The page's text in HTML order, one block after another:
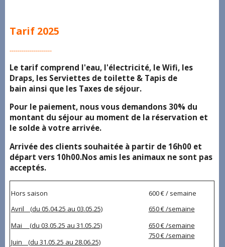
Tarif 2025
---------------------
Le tarif comprend l'eau, l'électricité, le Wifi, les
Draps, les Serviettes de toilette & Tapis de
bain ainsi que les Taxes de séjour.
Pour le paiement, nous vous demandons 30% du
montant du séjour au moment de la réservation et
le solde à votre arrivée.
Arrivée des clients souhaitée à partir de 16h00 et
départ vers 10h00.Nos amis les animaux ne sont pas
acceptés.
Hors saison
Avril (du 05.04.25 au 03.05.25)
600 € / semaine
650 € /semaine
Mai (du 03.05.25 au 31.05.25)
650 € /semaine
Juin (du 31.05.25 au 28.06.25)
750 € /semaine